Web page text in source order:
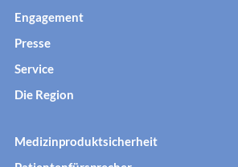
Engagement
Presse
Service
Die Region
Medizinproduktsicherheit